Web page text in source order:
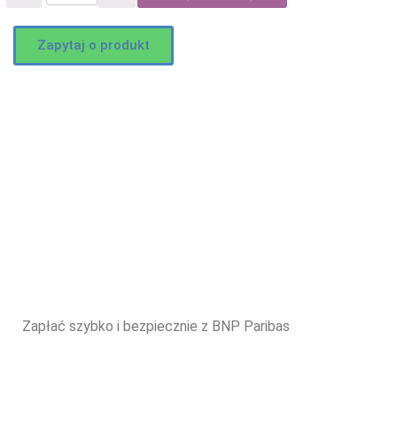
Zapytaj o produkt
Zapłać szybko i bezpiecznie z BNP Paribas